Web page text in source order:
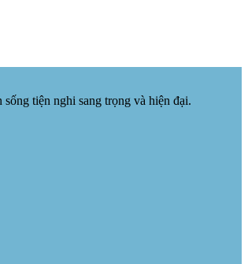
tiện nghi sang trọng và hiện đại.